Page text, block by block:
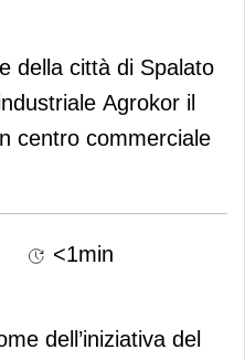
della città di Spalato
Agrokor il
centro commerciale
<1min
dell’iniziativa del